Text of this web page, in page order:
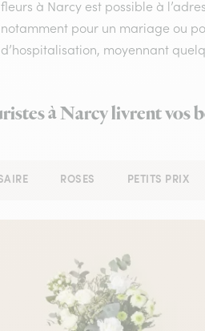
fleurs à Narcy est possible à
notamment pour un mariage ou
d’hospitalisation, moyennant
à Narcy livrent vos
ROSES PETITS PRIX